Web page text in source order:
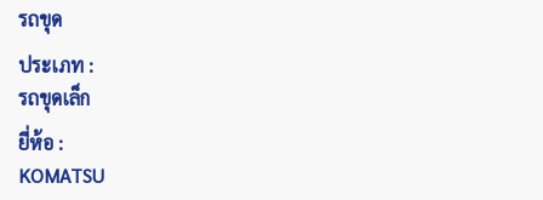
รถขุด
ประเภท :
รถขุดเล็ก
ยี่ห้อ :
KOMATSU